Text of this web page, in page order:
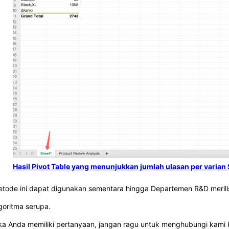
Hasil Pivot Table yang menunjukkan jumlah ulasan per varian
ini dapat digunakan sementara hingga Departemen R&D
serupa.
Anda memiliki pertanyaan, jangan ragu untuk menghubungi kami